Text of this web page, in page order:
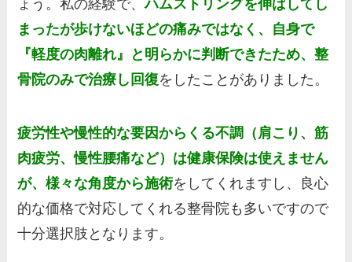
ょう。私の経験で、ハムストリングを伸ばしてし
まったが歩けないほどの痛みではなく、自身で
『軽度の肉離れ』と明らかに判断できたため、整
骨院のみで治療し回復をしたことがありました。
疲労性や慢性的な要因からくる不調（肩こり、筋
肉疲労、慢性腰痛など）は健康保険は使えません
が、様々な角度から施術をしてくれますし、良心
的な価格で対応してくれる整骨院も多いですので
十分選択肢となります。